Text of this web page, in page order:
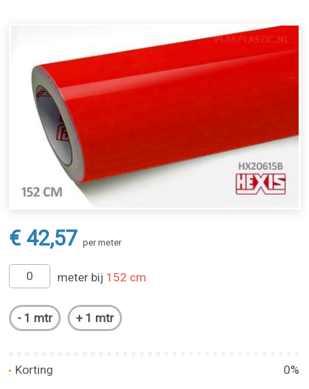
€ 42,57 per meter
meter bij 152 cm
Korting
0%